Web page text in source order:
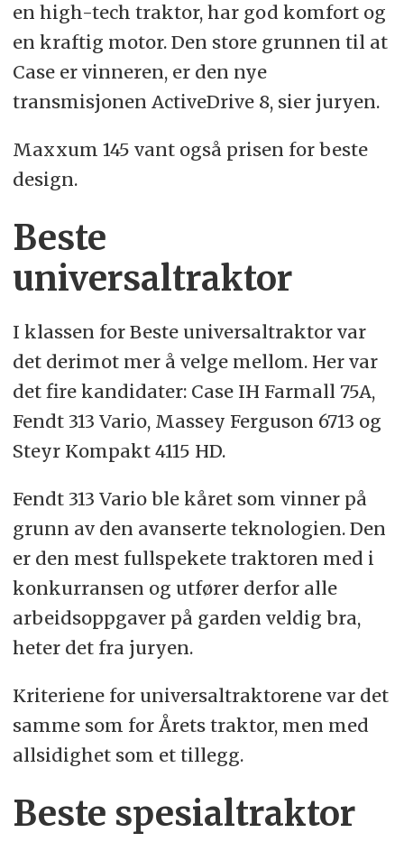
en high-tech traktor, har god komfort og
en kraftig motor. Den store grunnen til at
Case er vinneren, er den nye
transmisjonen ActiveDrive 8, sier juryen.
Maxxum 145 vant også prisen for beste
design.
Beste
universaltraktor
I klassen for Beste universaltraktor var
det derimot mer å velge mellom. Her var
det fire kandidater: Case IH Farmall 75A,
Fendt 313 Vario, Massey Ferguson 6713 og
Steyr Kompakt 4115 HD.
Fendt 313 Vario ble kåret som vinner på
grunn av den avanserte teknologien. Den
er den mest fullspekete traktoren med i
konkurransen og utfører derfor alle
arbeidsoppgaver på garden veldig bra,
heter det fra juryen.
Kriteriene for universaltraktorene var det
samme som for Årets traktor, men med
allsidighet som et tillegg.
Beste spesialtraktor